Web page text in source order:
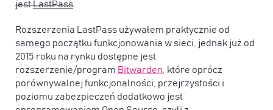
jestLastPass.
Rozszerzenia LastPass używałem praktycznie od
samego początku funkcjonowania w sieci, jednak już od
2015 roku na rynku dostępne jest
rozszerzenie/program Bitwarden, które oprócz
porównywalnej funkcjonalności, przejrzystości i
poziomu zabezpieczeń dodatkowo jest